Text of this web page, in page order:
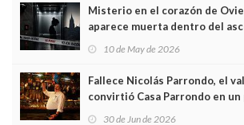
Misterio en el corazón de
aparece muerta dentro del
edificio y las cámaras captan
10 de May de 2026
Fallece Nicolás Parrondo, el
convirtió Casa Parrondo en un
Asturias en Madrid
30 de Jun de 2026